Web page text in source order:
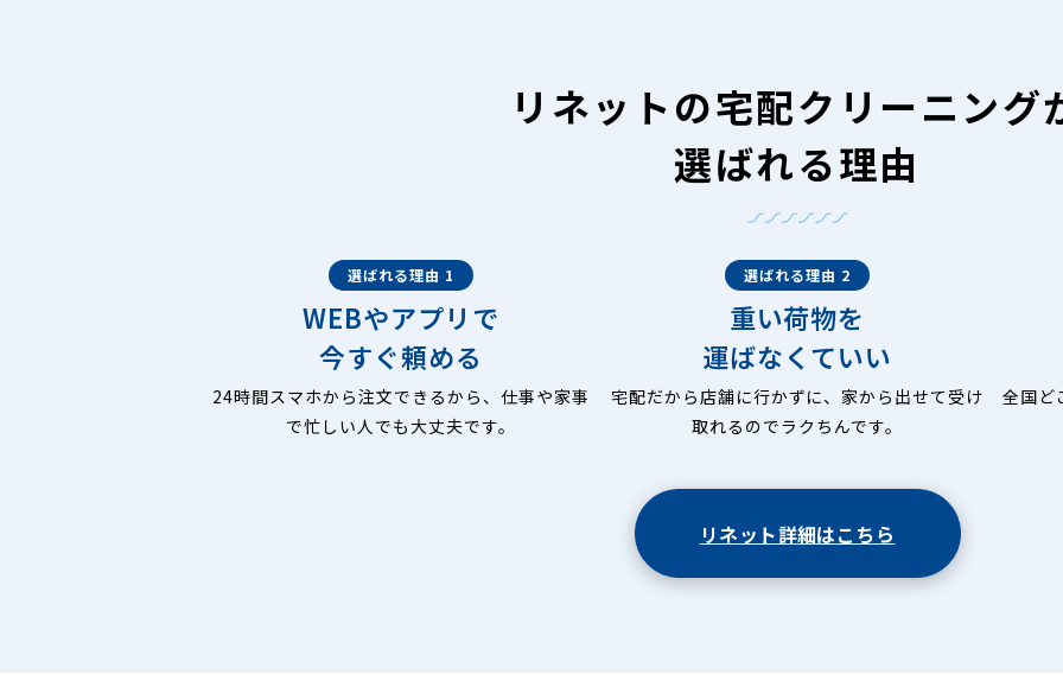
リネットの宅配クリーニング
選ばれる理由
選ばれる理由 1
WEBやアプリで
今すぐ頼める
24時間スマホから注文できるから、仕事や家事
で忙しい人でも大丈夫です。
選ばれる理由 2
重い荷物を
運ばなくていい
宅配だから店舗に行かずに、家から出せて受け
取れるのでラクちんです。
全国ど
リネット詳細はこちら